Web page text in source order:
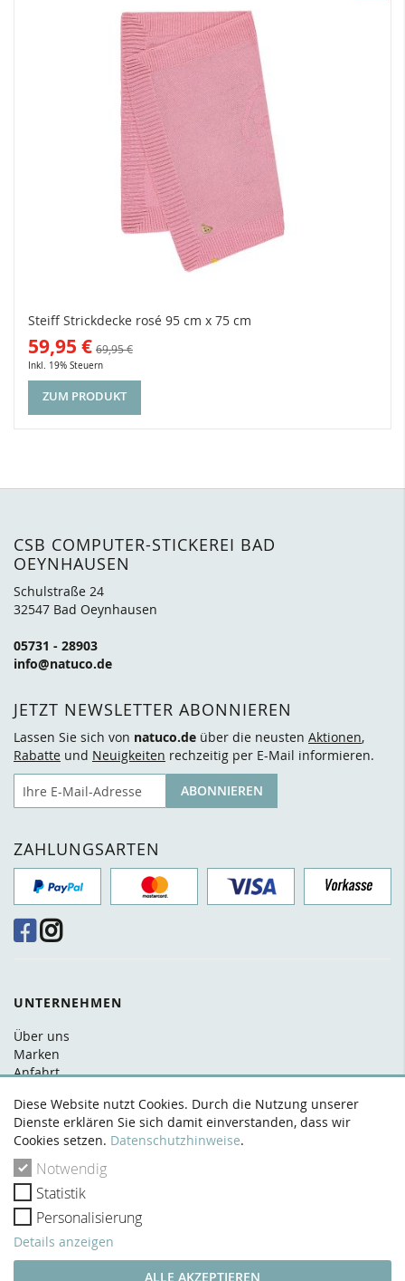
Diese Website nutzt Cookies. Durch die Nutzung unserer
Dienste erklären Sie sich damit einverstanden, dass wir
Cookies setzen. Datenschutzhinweise.
Notwendig
Statistik
Personalisierung
Details anzeigen
ALLE AKZEPTIEREN
Steiff Strickdecke rosé 95 cm x 75 cm
59,95 € 69,95 €
Inkl. 19% Steuern
ZUM PRODUKT
CSB COMPUTER-STICKEREI BAD
OEYNHAUSEN
Schulstraße 24
32547 Bad Oeynhausen
05731 - 28903
info@natuco.de
JETZT NEWSLETTER ABONNIEREN
Lassen Sie sich von natuco.de über die neusten Aktionen,
Rabatte und Neuigkeiten rechzeitig per E-Mail informieren.
ABONNIEREN
ZAHLUNGSARTEN
UNTERNEHMEN
Über uns
Marken
Anfahrt
Kontakt
RECHTLICHES
AGB
Datenschutz
Widerrufsrecht
Zahlung & Versand
Impressum
VERTRAG WIDERRUFEN